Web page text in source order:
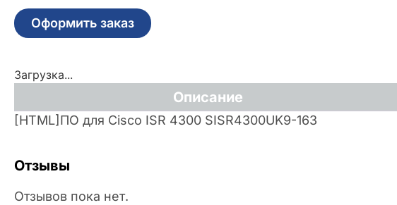
Оформить заказ
Загрузка...
Описание
[HTML]ПО для Cisco ISR 4300 SISR4300UK9-163
Отзывы
Отзывов пока нет.